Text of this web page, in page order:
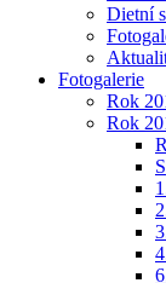
Dietní
Fotogalerie
Rok
Rok